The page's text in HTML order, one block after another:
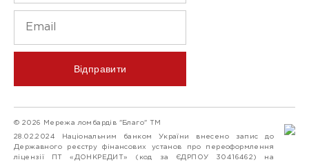
Відправити
© 2026 Мережа ломбардів "Благо" ТМ
28.02.2024 Національним банком України внесено запис до
Державного реєстру фінансових установ про переоформлення
ліцензії ПТ «ДОНКРЕДИТ» (код за ЄДРПОУ 30416462) на